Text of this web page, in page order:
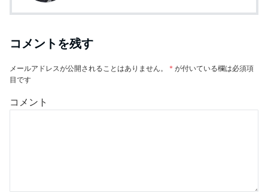
コメントを残す
メールアドレスが公開されることはありません。 * が付いている欄は必須項
目です
コメント